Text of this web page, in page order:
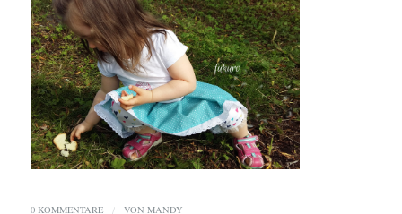
0 KOMMENTARE / VON MANDY